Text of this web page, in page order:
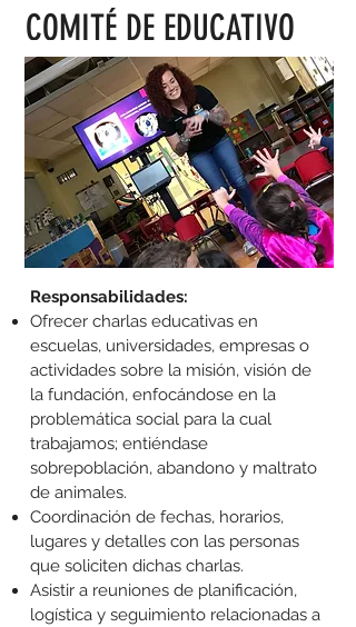
COMITÉ DE EDUCATIVO
Responsabilidades:
Ofrecer charlas educativas en
escuelas, universidades, empresas o
actividades sobre la misión, visión de
la fundación, enfocándose en la
problemática social para la cual
trabajamos; entiéndase
sobrepoblación, abandono y maltrato
de animales.
Coordinación de fechas, horarios,
lugares y detalles con las personas
que soliciten dichas charlas.
Asistir a reuniones de planificación,
logística y seguimiento relacionadas a